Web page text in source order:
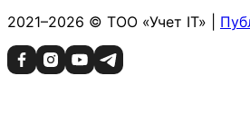
2021–2026 © ТОО «Учет IT» |